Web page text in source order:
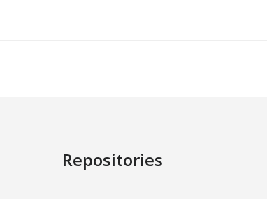
Repositories